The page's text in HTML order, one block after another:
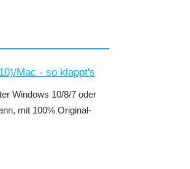
Mac - so klappt's
Windows 10/8/7 oder
mit 100% Original-